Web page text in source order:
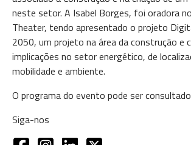
neste setor. A Isabel Borges, foi oradora
Theater, tendo apresentado o projeto
2050, um projeto na área da construção e
implicações no setor energético, de
mobilidade e ambiente.
O programa do evento pode ser consultado
Siga-nos